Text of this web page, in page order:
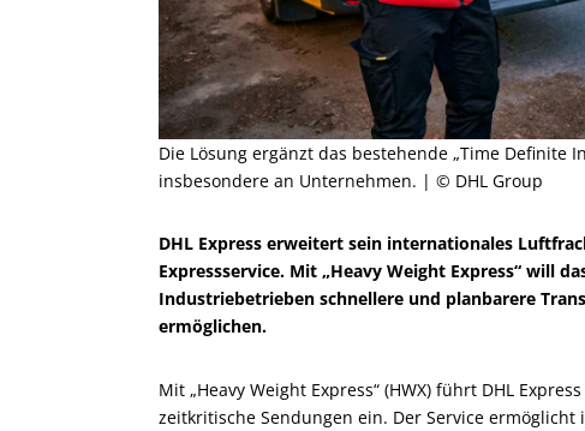
Die Lösung ergänzt das bestehende „Time Definite
insbesondere an Unternehmen. | © DHL Group
DHL Express erweitert sein internationales
Expressservice. Mit „Heavy Weight Express“ will
Industriebetrieben schnellere und planbarere
ermöglichen.
Mit „Heavy Weight Express“ (HWX) führt DHL
zeitkritische Sendungen ein. Der Service